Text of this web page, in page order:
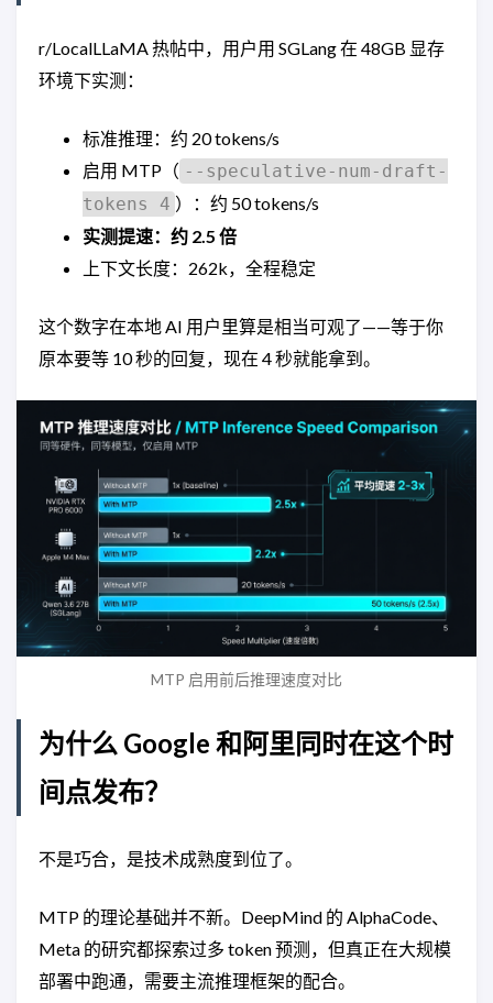
r/LocalLLaMA 热帖中，用户用 SGLang 在 48GB 显存
环境下实测：
标准推理：约 20 tokens/s
启用 MTP（ --speculative-num-draft-
tokens 4 ）：约 50 tokens/s
实测提速：约 2.5 倍
上下文长度：262k，全程稳定
这个数字在本地 AI 用户里算是相当可观了——等于你
原本要等 10 秒的回复，现在 4 秒就能拿到。
MTP 启用前后推理速度对比
为什么 Google 和阿里同时在这个时
间点发布？
不是巧合，是技术成熟度到位了。
MTP 的理论基础并不新。DeepMind 的 AlphaCode、
Meta 的研究都探索过多 token 预测，但真正在大规模
部署中跑通，需要主流推理框架的配合。